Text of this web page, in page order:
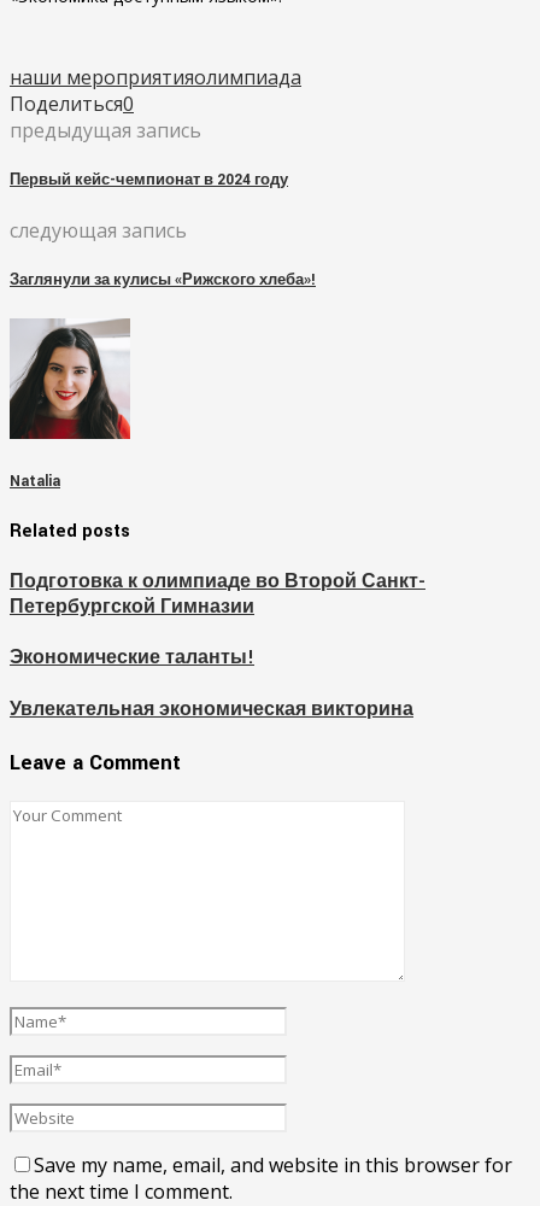
наши мероприятияолимпиада
Поделиться0
предыдущая запись
Первый кейс-чемпионат в 2024 году
следующая запись
Заглянули за кулисы «Рижского хлеба»!
Natalia
Related posts
Подготовка к олимпиаде во Второй Санкт-
Петербургской Гимназии
Экономические таланты!
Увлекательная экономическая викторина
Leave a Comment
Save my name, email, and website in this browser for
the next time I comment.